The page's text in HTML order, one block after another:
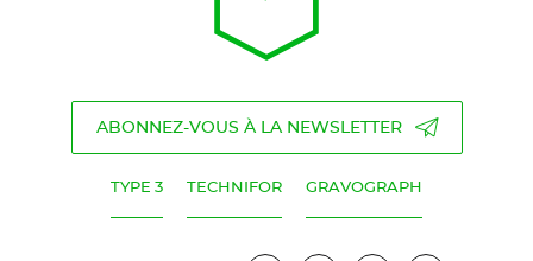
ABONNEZ-VOUS À LA NEWSLETTER
TYPE 3 TECHNIFOR GRAVOGRAPH